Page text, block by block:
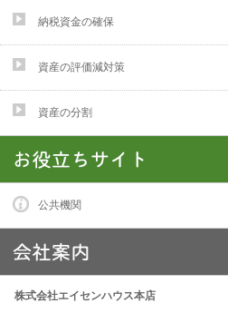
納税資金の確保
資産の評価減対策
資産の分割
公共機関
株式会社エイセンハウス本店